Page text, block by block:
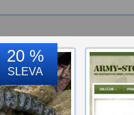
20 %
SLEVA